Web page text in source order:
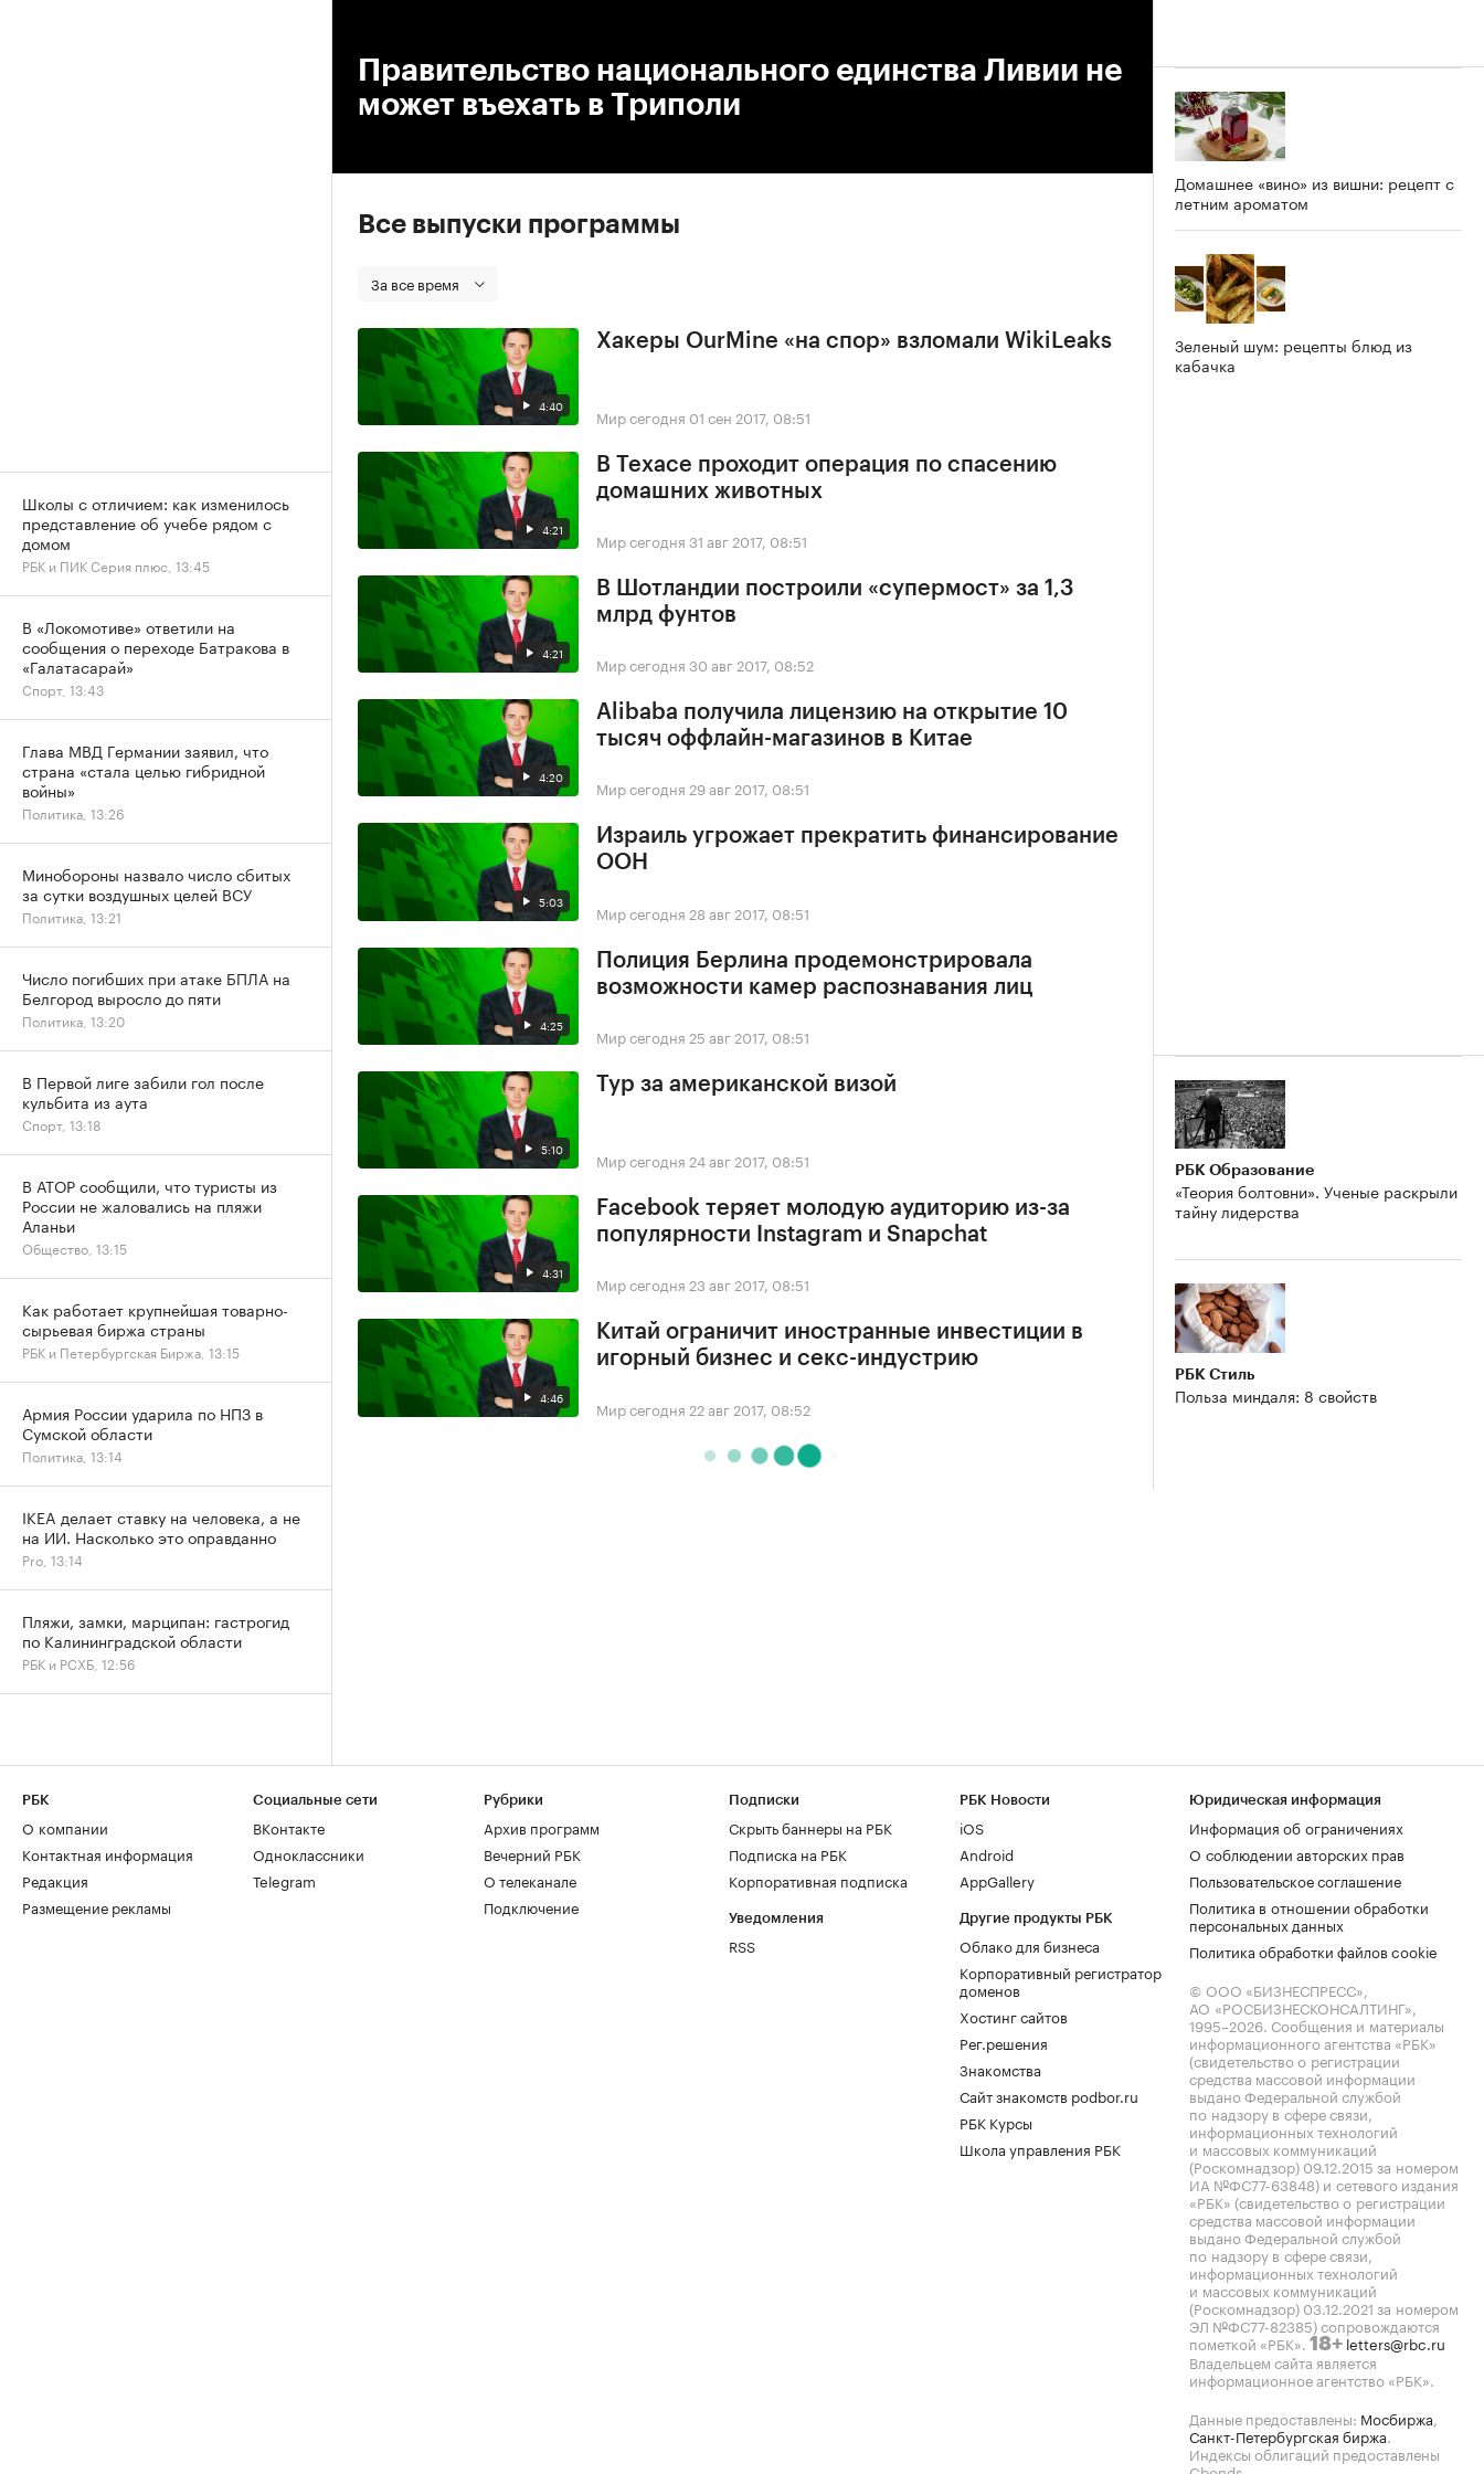
Правительство национального единства Ливии не
может въехать в Триполи
Все выпуски программы
За все время
4:40
Хакеры OurMine «на спор» взломали WikiLeaks
Мир сегодня 01 сен 2017, 08:51
4:21
В Техасе проходит операция по спасению
домашних животных
Мир сегодня 31 авг 2017, 08:51
4:21
В Шотландии построили «супермост» за 1,3
млрд фунтов
Мир сегодня 30 авг 2017, 08:52
4:20
Alibaba получила лицензию на открытие 10
тысяч оффлайн-магазинов в Китае
Мир сегодня 29 авг 2017, 08:51
5:03
Израиль угрожает прекратить финансирование
ООН
Мир сегодня 28 авг 2017, 08:51
4:25
Полиция Берлина продемонстрировала
возможности камер распознавания лиц
Мир сегодня 25 авг 2017, 08:51
5:10
Тур за американской визой
Мир сегодня 24 авг 2017, 08:51
4:31
Facebook теряет молодую аудиторию из-за
популярности Instagram и Snapchat
Мир сегодня 23 авг 2017, 08:51
4:46
Китай ограничит иностранные инвестиции в
игорный бизнес и секс-индустрию
Мир сегодня 22 авг 2017, 08:52
Домашнее «вино» из вишни: рецепт с
летним ароматом
Зеленый шум: рецепты блюд из
кабачка
РБК Образование
«Теория болтовни». Ученые раскрыли
тайну лидерства
РБК Стиль
Польза миндаля: 8 свойств
Школы с отличием: как изменилось
представление об учебе рядом с
домом
РБК и ПИК Серия плюс, 13:45
В «Локомотиве» ответили на
сообщения о переходе Батракова в
«Галатасарай»
Спорт, 13:43
Глава МВД Германии заявил, что
страна «стала целью гибридной
войны»
Политика, 13:26
Минобороны назвало число сбитых
за сутки воздушных целей ВСУ
Политика, 13:21
Число погибших при атаке БПЛА на
Белгород выросло до пяти
Политика, 13:20
В Первой лиге забили гол после
кульбита из аута
Спорт, 13:18
В АТОР сообщили, что туристы из
России не жаловались на пляжи
Аланьи
Общество, 13:15
Как работает крупнейшая товарно-
сырьевая биржа страны
РБК и Петербургская Биржа, 13:15
Армия России ударила по НПЗ в
Сумской области
Политика, 13:14
IKEA делает ставку на человека, а не
на ИИ. Насколько это оправданно
Pro, 13:14
Пляжи, замки, марципан: гастрогид
по Калининградской области
РБК и РСХБ, 12:56
РБК
О компании
Контактная информация
Редакция
Размещение рекламы
Социальные сети
ВКонтакте
Одноклассники
Telegram
Рубрики
Архив программ
Вечерний РБК
О телеканале
Подключение
Подписки
Скрыть баннеры на РБК
Подписка на РБК
Корпоративная подписка
Уведомления
RSS
РБК Новости
iOS
Android
AppGallery
Другие продукты РБК
Облако для бизнеса
Корпоративный регистратор
доменов
Хостинг сайтов
Рег.решения
Знакомства
Сайт знакомств podbor.ru
РБК Курсы
Школа управления РБК
Юридическая информация
Информация об ограничениях
О соблюдении авторских прав
Пользовательское соглашение
Политика в отношении обработки
персональных данных
Политика обработки файлов cookie
© ООО «БИЗНЕСПРЕСС»,
АО «РОСБИЗНЕСКОНСАЛТИНГ»,
1995–2026. Сообщения и материалы
информационного агентства «РБК»
(свидетельство о регистрации
средства массовой информации
выдано Федеральной службой
по надзору в сфере связи,
информационных технологий
и массовых коммуникаций
(Роскомнадзор) 09.12.2015 за номером
ИА №ФС77-63848) и сетевого издания
«РБК» (свидетельство о регистрации
средства массовой информации
выдано Федеральной службой
по надзору в сфере связи,
информационных технологий
и массовых коммуникаций
(Роскомнадзор) 03.12.2021 за номером
ЭЛ №ФС77-82385) сопровождаются
пометкой «РБК». 18+ letters@rbc.ru
Владельцем сайта является
информационное агентство «РБК».
Данные предоставлены: Мосбиржа,
Санкт-Петербургская биржа.
Индексы облигаций предоставлены